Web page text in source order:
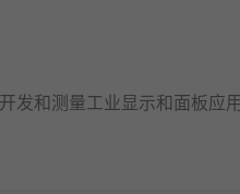
和测量工业显示和面板应用